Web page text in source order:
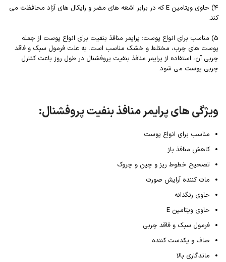
4) حاوی ویتامین E که در برابر اشعه های مضر و رایکال های آزاد محافظت می
کند.
5) مناسب برای انواع پوست: پرایمر منافذ بنفیت برای انواع پوست از جمله
پوست های چرب، مختلط و خشک مناسب است. به علت فرمول سبک و فاقد
چربی آن، استفاده از پرایمر منافذ بنفیت پروفشنال در طول روز باعث کنترل
چربی پوست می شود.
ویژگی های پرایمر منافذ بنفیت پروفشنال:
مناسب برای انواع پوست
کاهش منافذ باز
تصحیح خطوط ریز و چین و چروک
مات کننده آرایش صورت
حاوی رنگدانه
حاوی ویتامین E
فرمول سبک و فاقد چربی
صاف و یکدست کننده
ماندگاری بالا